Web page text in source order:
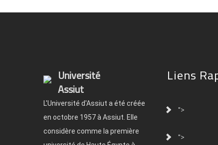
Université
Assiut
L'Université d'Assiut a été créée
en octobre 1957 à Assiut. Elle
considère comme la première
Liens
">
">